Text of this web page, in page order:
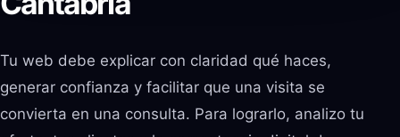
Tu web debe explicar con claridad qué haces,
generar confianza y facilitar que una visita se
convierta en una consulta. Para lograrlo, analizo tu